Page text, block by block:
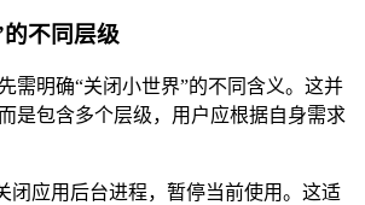
不同层级
需明确“关闭小世界”的不同含义。这并
是包含多个层级，用户应根据自身需求
闭应用后台进程，暂停当前使用。这适